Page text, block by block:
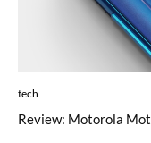
tech
Review: Motorola